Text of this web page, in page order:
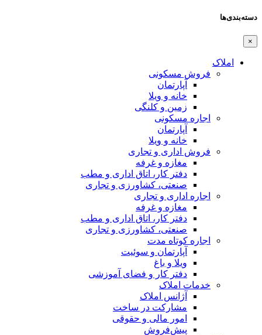
دسته‌بندی‌ها
×
املاک
فروش مسکونی
آپارتمان
خانه و ویلا
زمین و کلنگی
اجاره مسکونی
آپارتمان
خانه و ویلا
فروش اداری و تجاری
مغازه و غرفه
دفتر کار، اتاق اداری و مطب
صنعتی،‌ کشاورزی و تجاری
اجاره اداری و تجاری
مغازه و غرفه
دفتر کار، اتاق اداری و مطب
صنعتی،‌ کشاورزی و تجاری
اجاره کوتاه مدت
آپارتمان و سوئیت
ویلا و باغ
دفتر کار و فضای آموزشی
خدمات املاک
آژانس املاک
مشارکت در ساخت
امور مالی و حقوقی
پیش‌فروش